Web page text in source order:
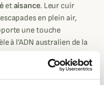
etaisance. Leur cuir
en plein air,
une touche
à l’ADN australien de la
élastiquéset